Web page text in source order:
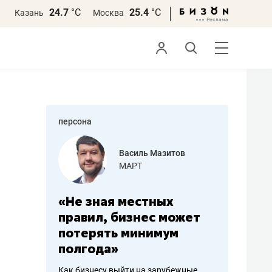
Казань 24.7 °С Москва 25.4 °С
персона
Василь Мазитов
МАРТ
«Не зная местных
правил, бизнес может
потерять минимум
полгода»